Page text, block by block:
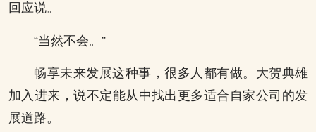
回应说。
“当然不会。”
畅享未来发展这种事，很多人都有做。大贺典雄
加入进来，说不定能从中找出更多适合自家公司的发
展道路。